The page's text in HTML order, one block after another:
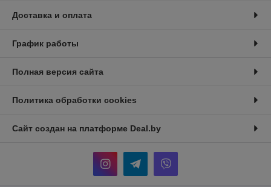
Доставка и оплата
График работы
Полная версия сайта
Политика обработки cookies
Сайт создан на платформе Deal.by